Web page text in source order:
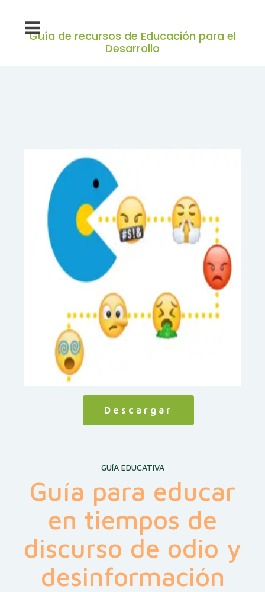
Guía de recursos de Educación para el
Desarrollo
Descargar
GUÍA EDUCATIVA
Guía para educar
en tiempos de
discurso de odio y
desinformación